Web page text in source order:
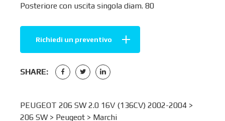
Posteriore con uscita singola diam. 80
Richiedi un preventivo
SHARE:
PEUGEOT 206 SW 2.0 16V (136CV) 2002-2004 >
206 SW> Peugeot > Marchi